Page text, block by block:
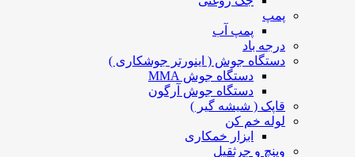
پمپ
پمپ آب
درجه باد
دستگاه جوش ( اینورتر جوشکاری )
دستگاه جوش MMA
دستگاه جوش آرگون
قاپک ( شیشه گیر )
لوله خم کن
ابزار خمکاری
وینچ و جرثقیل